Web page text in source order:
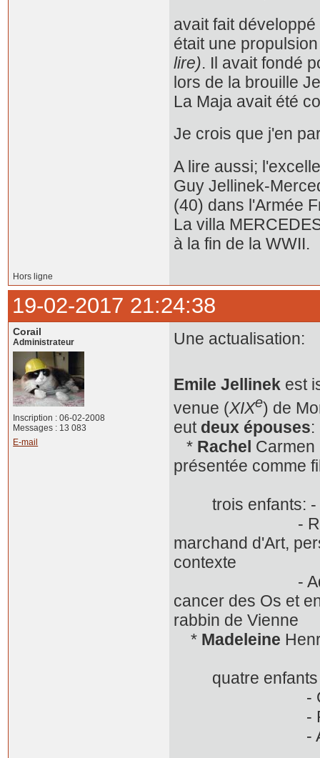
avait fait
était une
lire). Il avait fondé
lors de la brouille
La Maja avait été
Je crois que j'en
A lire aussi;
Guy Jellinek-
(40) dans l'Armée
La villa
à la fin de la WWII.
Hors ligne
19-02-2017 21:24:38
Corail
Administrateur
Inscription : 06-02-2008
Messages : 13 083
E-mail
Une actualisation:
Emile Jellinekest
venue (XIXe) de
eut deux épouses:
* Rachel Carmen
présentée comme
trois enfants:
- Raoul
marchand d'Art,
contexte
- Adriana
cancer des Os et
rabbin de Vienne
* Madeleine
quatre enfants
- Guy
- René
- Andrée